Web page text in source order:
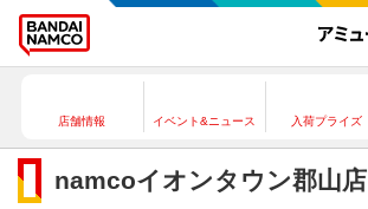
店舗情報 イベント&ニュース 入荷プライズ
namcoイオンタウン郡山店